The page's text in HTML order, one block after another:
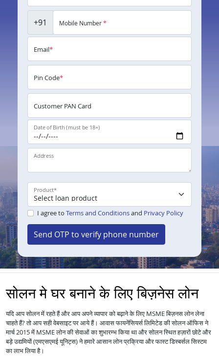
+91 Mobile Number*
Email*
Pin Code*
Customer PAN Card
Date of Birth (must be 18+)
Address
Product*
I agree to Terms and Conditionsand Privacy Policy
Send OTP to verify phone number
सोलन मे घर बनाने के लिए बिज़नेस लोन
यदि आप सोलन में रहते हैं और आप अपने व्यापार को बढ़ाने के लिए MSME बिज़नस लोन लेना
चाहते हैं? तो आप सही वेबसाइट पर आये हैं। आवास फायनेंसियर्स लिमिटेड की सोलन ऑफिस ने
मार्च 2015 में MSME लोन की सेवाओं का शुभारम्भ किया था और सोलन स्थित हज़ारों छोटे और
बड़े उद्यमियों (एमएसएमई यूनिट्स) ने हमारे आसान लोन प्रक्रिया और फास्ट डिस्बर्सल सिस्टम
का लाभ लिया है।